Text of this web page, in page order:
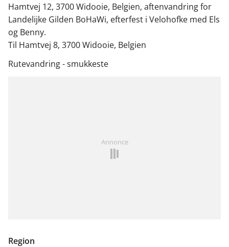
Hamtvej 12, 3700 Widooie, Belgien, aftenvandring for
Landelijke Gilden BoHaWi, efterfest i Velohofke med Els
og Benny.
Til Hamtvej 8, 3700 Widooie, Belgien
Rutevandring - smukkeste
Annonce
Region